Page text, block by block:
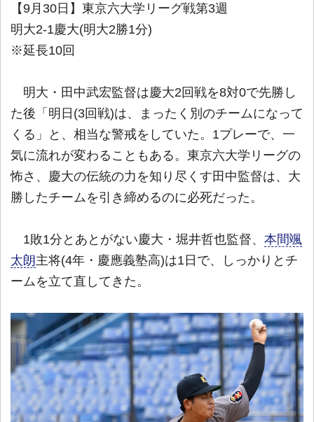
【9月30日】東京六大学リーグ戦第3週
明大2-1慶大(明大2勝1分)
※延長10回
明大・田中武宏監督は慶大2回戦を8対0で先勝し
た後「明日(3回戦)は、まったく別のチームになって
くる」と、相当な警戒をしていた。1プレーで、一
気に流れが変わることもある。東京六大学リーグの
怖さ、慶大の伝統の力を知り尽くす田中監督は、大
勝したチームを引き締めるのに必死だった。
1敗1分とあとがない慶大・堀井哲也監督、 本間颯
太朗主将(4年・慶應義塾高)は1日で、しっかりとチ
ームを立て直してきた。